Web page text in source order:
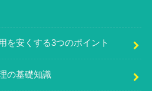
を安くする3つのポイント
の基礎知識